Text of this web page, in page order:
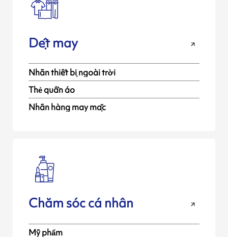
Dệt may
Nhãn thiết bị ngoài trời
Thẻ quần áo
Nhãn hàng may mặc
Chăm sóc cá nhân
Mỹ phẩm